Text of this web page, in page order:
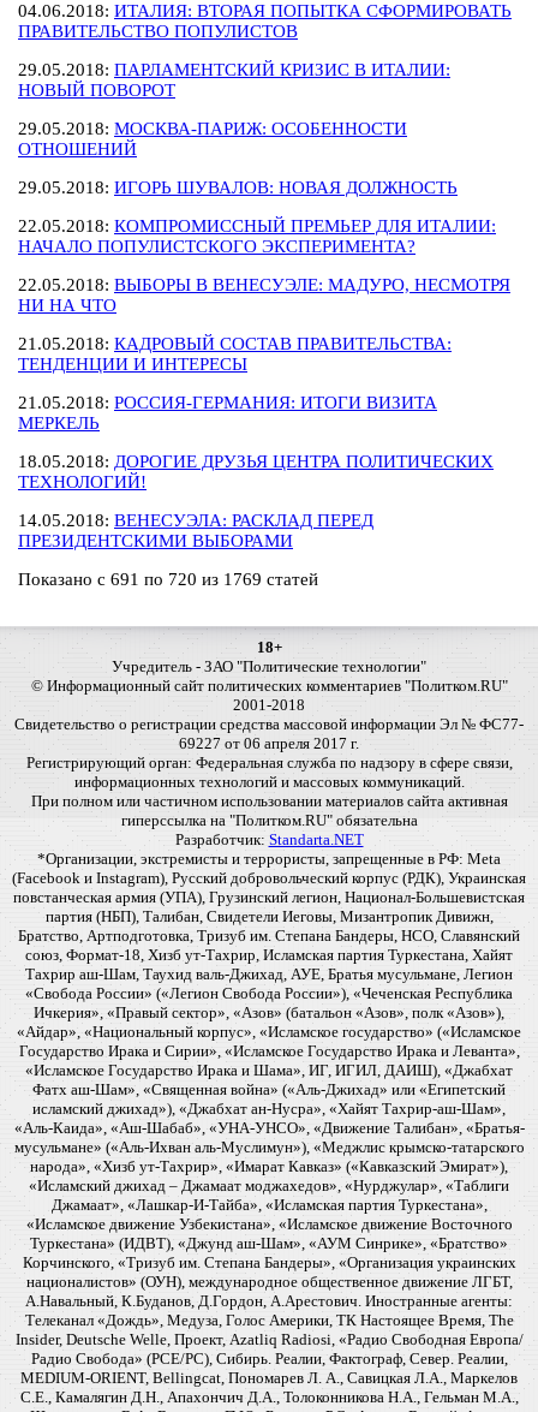
04.06.2018: ИТАЛИЯ: ВТОРАЯ ПОПЫТКА СФОРМИРОВАТЬ
ПРАВИТЕЛЬСТВО ПОПУЛИСТОВ
29.05.2018: ПАРЛАМЕНТСКИЙ КРИЗИС В ИТАЛИИ:
НОВЫЙ ПОВОРОТ
29.05.2018: МОСКВА-ПАРИЖ: ОСОБЕННОСТИ
ОТНОШЕНИЙ
29.05.2018: ИГОРЬ ШУВАЛОВ: НОВАЯ ДОЛЖНОСТЬ
22.05.2018: КОМПРОМИССНЫЙ ПРЕМЬЕР ДЛЯ ИТАЛИИ:
НАЧАЛО ПОПУЛИСТСКОГО ЭКСПЕРИМЕНТА?
22.05.2018: ВЫБОРЫ В ВЕНЕСУЭЛЕ: МАДУРО, НЕСМОТРЯ
НИ НА ЧТО
21.05.2018: КАДРОВЫЙ СОСТАВ ПРАВИТЕЛЬСТВА:
ТЕНДЕНЦИИ И ИНТЕРЕСЫ
21.05.2018: РОССИЯ-ГЕРМАНИЯ: ИТОГИ ВИЗИТА
МЕРКЕЛЬ
18.05.2018: ДОРОГИЕ ДРУЗЬЯ ЦЕНТРА ПОЛИТИЧЕСКИХ
ТЕХНОЛОГИЙ!
14.05.2018: ВЕНЕСУЭЛА: РАСКЛАД ПЕРЕД
ПРЕЗИДЕНТСКИМИ ВЫБОРАМИ
Показано с 691 по 720 из 1769 статей
18+
Учредитель - ЗАО "Политические технологии"
© Информационный сайт политических комментариев "Политком.RU"
2001-2018
Свидетельство о регистрации средства массовой информации Эл № ФС77-
69227 от 06 апреля 2017 г.
Регистрирующий орган: Федеральная служба по надзору в сфере связи,
информационных технологий и массовых коммуникаций.
При полном или частичном использовании материалов сайта активная
гиперссылка на "Политком.RU" обязательна
Разработчик: Standarta.NET
*Организации, экстремисты и террористы, запрещенные в РФ: Meta
(Facebook и Instagram), Русский добровольческий корпус (РДК), Украинская
повстанческая армия (УПА), Грузинский легион, Национал-Большевистская
партия (НБП), Талибан, Свидетели Иеговы, Мизантропик Дивижн,
Братство, Артподготовка, Тризуб им. Степана Бандеры, НСО, Славянский
союз, Формат-18, Хизб ут-Тахрир, Исламская партия Туркестана, Хайят
Тахрир аш-Шам, Таухид валь-Джихад, АУЕ, Братья мусульмане, Легион
«Свобода России» («Легион Свобода России»), «Чеченская Республика
Ичкерия», «Правый сектор», «Азов» (батальон «Азов», полк «Азов»),
«Айдар», «Национальный корпус», «Исламское государство» («Исламское
Государство Ирака и Сирии», «Исламское Государство Ирака и Леванта»,
«Исламское Государство Ирака и Шама», ИГ, ИГИЛ, ДАИШ), «Джабхат
Фатх аш-Шам», «Священная война» («Аль-Джихад» или «Египетский
исламский джихад»), «Джабхат ан-Нусра», «Хайят Тахрир-аш-Шам»,
«Аль-Каида», «Аш-Шабаб», «УНА-УНСО», «Движение Талибан», «Братья-
мусульмане» («Аль-Ихван аль-Муслимун»), «Меджлис крымско-татарского
народа», «Хизб ут-Тахрир», «Имарат Кавказ» («Кавказский Эмират»),
«Исламский джихад – Джамаат моджахедов», «Нурджулар», «Таблиги
Джамаат», «Лашкар-И-Тайба», «Исламская партия Туркестана»,
«Исламское движение Узбекистана», «Исламское движение Восточного
Туркестана» (ИДВТ), «Джунд аш-Шам», «АУМ Синрике», «Братство»
Корчинского, «Тризуб им. Степана Бандеры», «Организация украинских
националистов» (ОУН), международное общественное движение ЛГБТ,
А.Навальный, К.Буданов, Д.Гордон, А.Арестович. Иностранные агенты:
Телеканал «Дождь», Медуза, Голос Америки, ТК Настоящее Время, The
Insider, Deutsche Welle, Проект, Azatliq Radiosi, «Радио Свободная Европа/
Радио Свобода» (PCE/PC), Сибирь. Реалии, Фактограф, Север. Реалии,
MEDIUM-ORIENT, Bellingcat, Пономарев Л. А., Савицкая Л.А., Маркелов
С.Е., Камалягин Д.Н., Апахончич Д.А., Толоконникова Н.А., Гельман М.А.,